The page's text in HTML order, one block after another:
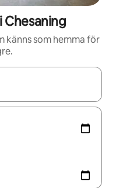
Chesaning
som hemma för
navigera med upp- och